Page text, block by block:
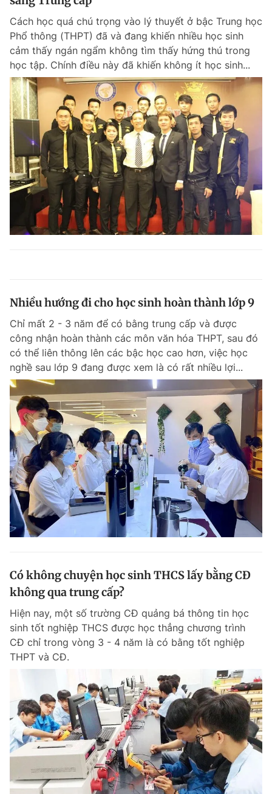
Cách học quá chú trọng vào lý thuyết ở bậc Trung học
Phổ thông (THPT) đã và đang khiến nhiều học sinh
cảm thấy ngán ngẩm không tìm thấy hứng thú trong
học tập. Chính điều này đã khiến không ít học sinh...
Nhiều hướng đi cho học sinh hoàn thành lớp 9
Chỉ mất 2 - 3 năm để có bằng trung cấp và được
công nhận hoàn thành các môn văn hóa THPT, sau đó
có thể liên thông lên các bậc học cao hơn, việc học
nghề sau lớp 9 đang được xem là có rất nhiều lợi...
Có không chuyện học sinh THCS lấy bằng CĐ
không qua trung cấp?
Hiện nay, một số trường CĐ quảng bá thông tin học
sinh tốt nghiệp THCS được học thẳng chương trình
CĐ chỉ trong vòng 3 - 4 năm là có bằng tốt nghiệp
THPT và CĐ.